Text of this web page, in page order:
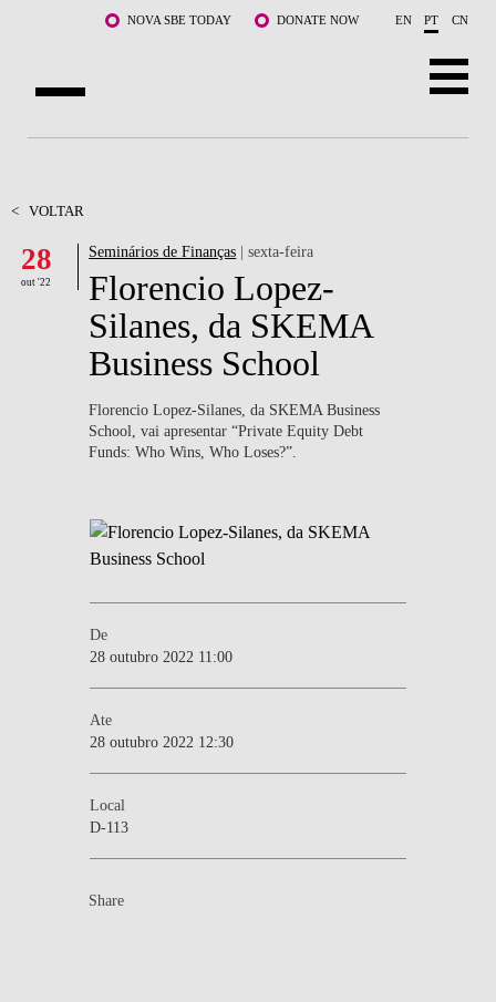
Saltar para o conteúdo principalNOVA SBE TODAY DONATE NOW EN PT CN
DOCENTES E INVESTIGAÇÃO
COMUNIDADE
LIFE AT NOVA SBE
WHAT'S HAPPENING
< VOLTAR
28
out '22
Seminários de Finanças | sexta-feira
Florencio Lopez-
Silanes, da SKEMA
Business School
Florencio Lopez-Silanes, da SKEMA Business
School, vai apresentar “Private Equity Debt
Funds: Who Wins, Who Loses?”.
De
28 outubro 2022 11:00
Ate
28 outubro 2022 12:30
Local
D-113
Share